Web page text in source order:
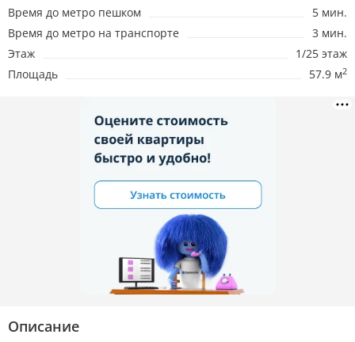
Время до метро пешком
5 мин.
Время до метро на транспорте
3 мин.
Этаж
1/25 этаж
Площадь
57.9 м2
Описание